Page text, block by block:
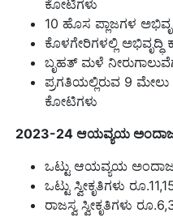
ಕೋಟಿಗಳು
10 ಹೊಸ ಪ್ಲಾಜಗಳ
ಕೊಳಗೇರಿಗಳಲ್ಲಿ
ಬೃಹತ್ ಮಳೆ
ಪ್ರಗತಿಯಲ್ಲಿರುವ 9
ಕೋಟಿಗಳು
2023-24 ಆಯವ್ಯಯ
ಒಟ್ಟು ಆಯವ್ಯಯ
ಒಟ್ಟು ಸ್ವೀಕೃತಿಗಳು
ರಾಜಸ್ವ ಸ್ವೀಕೃತಿಗಳು